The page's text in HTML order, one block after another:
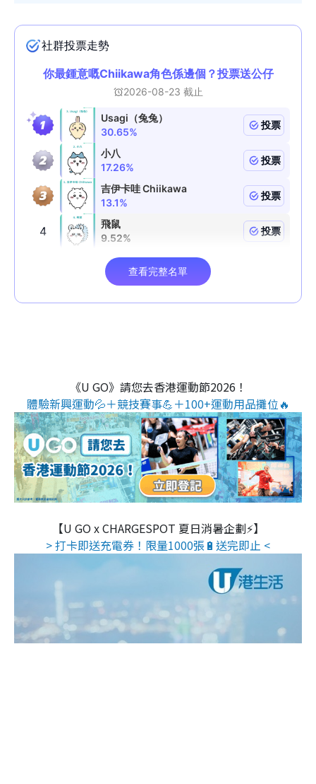
《U GO》請您去香港運動節2026！
體驗新興運動💦＋競技賽事💪＋100+運動用品攤位🔥
【U GO x CHARGESPOT 夏日消暑企劃⚡】
> 打卡即送充電券！限量1000張🔋送完即止 <